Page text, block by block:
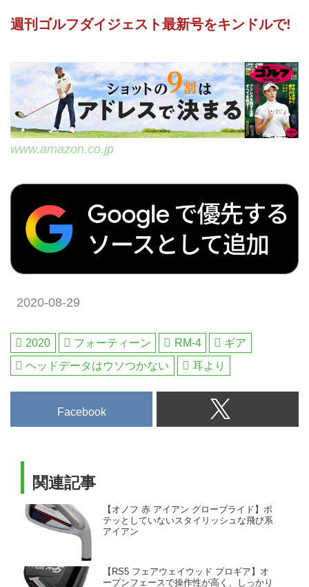
週刊ゴルフダイジェスト最新号をキンドルで!
www.amazon.co.jp
2020-08-29
2020 フォーティーン RM-4
ギア
ヘッドデータはウソつかない
耳より
Facebook
関連記事
【オノフ 赤 アイアン グローブライド】ボ
テッとしていないスタイリッシュな飛び系
アイアン
【RS5 フェアウェイウッド プロギア】オ
ープンフェースで操作性が高く、しっかり